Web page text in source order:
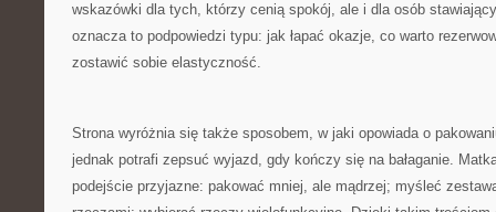
wskazówki dla tych, którzy cenią spokój, ale i dla osób
oznacza to podpowiedzi typu: jak łapać okazje, co warto
zostawić sobie elastyczność.
Strona wyróżnia się także sposobem, w jaki opowiada o
jednak potrafi zepsuć wyjazd, gdy kończy się na bałaganie.
podejście przyjazne: pakować mniej, ale mądrzej; myśleć